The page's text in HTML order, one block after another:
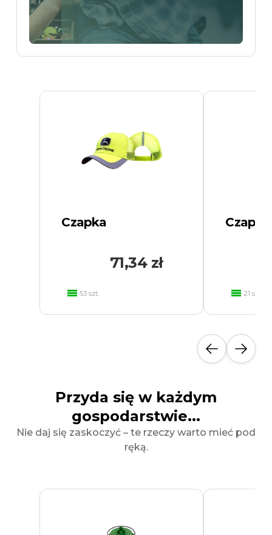
Czapka
53 szt.
71,34 zł
Czapka
21 szt.
Przyda się w każdym
gospodarstwie...
Nie daj się zaskoczyć – te rzeczy warto mieć pod
ręką.